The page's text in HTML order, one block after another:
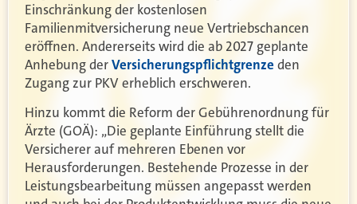
Einschränkung der kostenlosen
Familienmitversicherung neue Vertriebschancen
eröffnen. Andererseits wird die ab 2027 geplante
Anhebung derVersicherungspflichtgrenze den
Zugang zur PKV erheblich erschweren.
Hinzu kommt die Reform der Gebührenordnung für
Ärzte (GOÄ): „Die geplante Einführung stellt die
Versicherer auf mehreren Ebenen vor
Herausforderungen. Bestehende Prozesse in der
Leistungsbearbeitung müssen angepasst werden